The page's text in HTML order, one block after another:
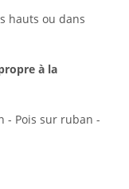
hauts ou dans
à la
- Pois sur ruban -